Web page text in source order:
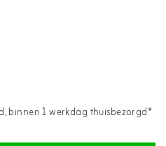
binnen 1 werkdag thuisbezorgd*